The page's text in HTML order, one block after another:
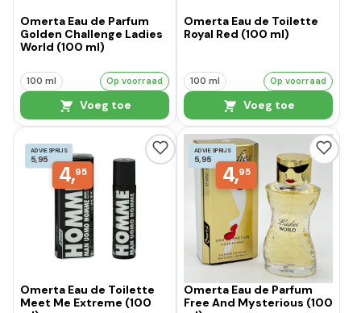
Omerta Eau de Parfum
Golden Challenge Ladies
World (100 ml)
100 ml Op voorraad
Voeg toe
Omerta Eau de Toilette
Royal Red (100 ml)
100 ml Op voorraad
Voeg toe
ADVIESPRIJS
5,95
4,95
Omerta Eau de Toilette
Meet Me Extreme (100
ADVIESPRIJS
5,95
4,95
Omerta Eau de Parfum
Free And Mysterious (100